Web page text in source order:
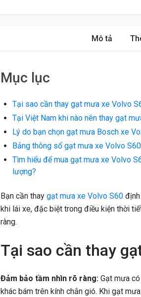
Mô tả
Mục lục
Tại sao cần thay gạt mưa xe Volvo
Tại Việt Nam khi nào nên thay gạt
Lý do bạn chọn gạt mưa Bosch xe
Bảng thông số gạt mưa xe Volvo
Tìm hiểu để mua gạt mưa xe Volvo
lượng?
Bạn cần thay gạt mưa xe Volvo S60
khi lái xe, đặc biệt trong điều kiện thời
ràng.
Tại sao cần thay
Đảm bảo tầm nhìn rõ ràng: Gạt mưa
khác bám trên kính chắn gió. Khi gạt